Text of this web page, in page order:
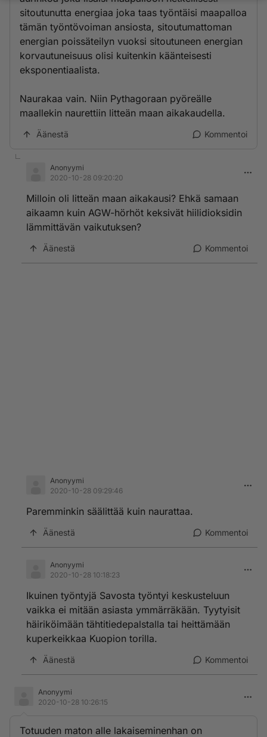
sitoutunutta energiaa joka taas työntäisi maapalloa
tämän työntövoiman ansiosta, sitoutumattoman
energian poissäteilyn vuoksi sitoutuneen energian
korvautuneisuus olisi kuitenkin käänteisesti
eksponentiaalista.
Naurakaa vain. Niin Pythagoraan pyöreälle
maallekin naurettiin litteän maan aikakaudella.
Äänestä Kommentoi
Anonyymi
2020-10-28 09:20:20
Milloin oli litteän maan aikakausi? Ehkä samaan
aikaamn kuin AGW-hörhöt keksivät hiilidioksidin
lämmittävän vaikutuksen?
Äänestä Kommentoi
Anonyymi
2020-10-28 09:29:46
Paremminkin säälittää kuin naurattaa.
Äänestä Kommentoi
Anonyymi
2020-10-28 10:18:23
Ikuinen työntyjä Savosta työntyi keskusteluun
vaikka ei mitään asiasta ymmärräkään. Tyytyisit
häiriköimään tähtitiedepalstalla tai heittämään
kuperkeikkaa Kuopion torilla.
Äänestä Kommentoi
Anonyymi
2020-10-28 10:26:15
Totuuden maton alle lakaiseminenhan on